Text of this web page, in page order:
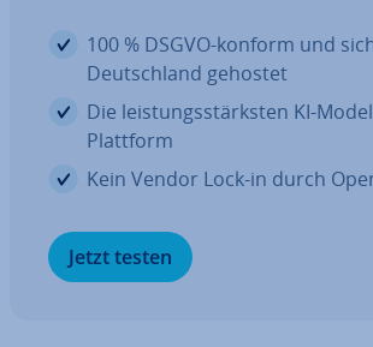
100 % DSGVO-konform und
Deutsch­land gehostet
Die leis­tungs­stärks­ten KI-
Plattform
Kein Vendor Lock-in durch
Jetzt testen